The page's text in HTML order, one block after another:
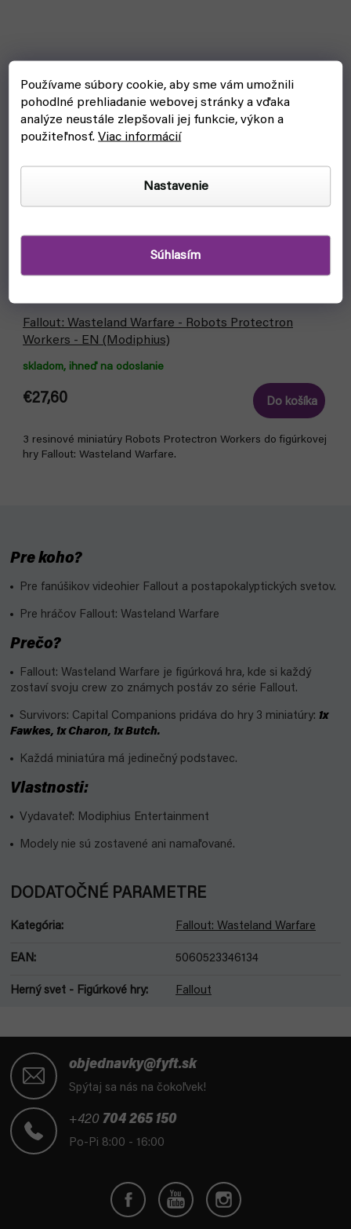
Používame súbory cookie, aby sme vám umožnili
pohodlné prehliadanie webovej stránky a vďaka
analýze neustále zlepšovali jej funkcie, výkon a
použiteľnosť.Viac informácií
Nastavenie
Súhlasím
Fallout: Wasteland Warfare - Robots Protectron
Workers - EN (Modiphius)
skladom, ihneď na odoslanie
€27,60 Do košíka
3 resinové miniatúry Robots Protectron Workers do figúrkovej
hry Fallout: Wasteland Warfare.
Pre koho?
Pre fanúšikov videohier Fallout a postapokalyptických svetov.
Pre hráčov Fallout: Wasteland Warfare
Prečo?
Fallout: Wasteland Warfare je figúrková hra, kde si každý
zostaví svoju crew zo známych postáv zo série Fallout.
Survivors: Capital Companions pridáva do hry 3 miniatúry: 1x
Fawkes, 1x Charon, 1x Butch.
Každá miniatúra má jedinečný podstavec.
Vlastnosti:
Vydavateľ: Modiphius Entertainment
Modely nie sú zostavené ani namaľované.
DODATOČNÉ PARAMETRE
Kategória: Fallout: Wasteland Warfare
EAN: 5060523346134
Herný svet - Figúrkové hry: Fallout
objednavky@fyft.sk
Spýtaj sa nás na čokoľvek!
+420 704 265 150
Po-Pi 8:00 - 16:00